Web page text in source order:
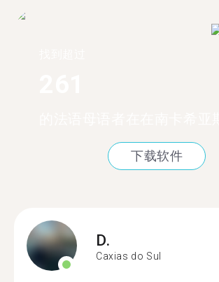
下载软件
D.
Caxias do Sul